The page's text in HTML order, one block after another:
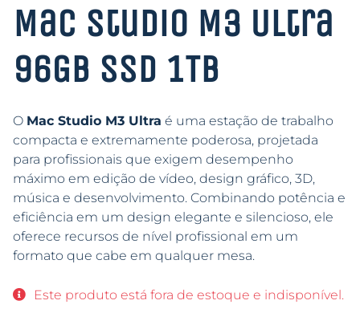
Mac Studio M3 Ultra
96GB SSD 1TB
O Mac Studio M3 Ultra é uma estação de trabalho
compacta e extremamente poderosa, projetada
para profissionais que exigem desempenho
máximo em edição de vídeo, design gráfico, 3D,
música e desenvolvimento. Combinando potência e
eficiência em um design elegante e silencioso, ele
oferece recursos de nível profissional em um
formato que cabe em qualquer mesa.
Este produto está fora de estoque e indisponível.